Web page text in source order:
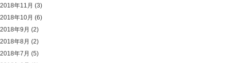
2018年11月 (3)
2018年10月 (6)
2018年9月 (2)
2018年8月 (2)
2018年7月 (5)